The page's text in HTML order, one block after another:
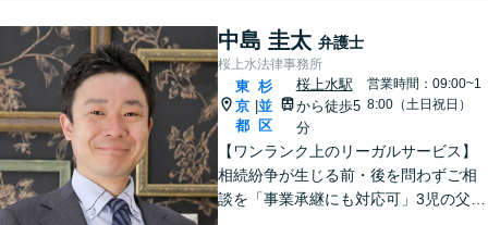
中島 圭太 弁護士
桜上水法律事務所
東
京
都
|
杉
並
区
桜上水駅
から徒歩5
分
営業時間：09:00~1
8:00（土日祝日）
【ワンランク上のリーガルサービス】
相続紛争が生じる前・後を問わずご相
談を「事業承継にも対応可」3児の父で